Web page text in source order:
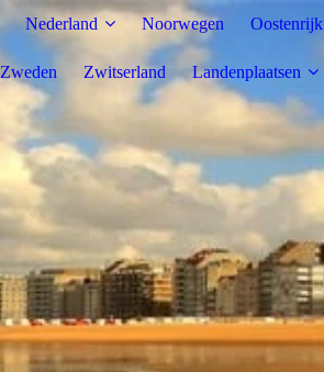
Nederland Noorwegen Oostenrijk
Zweden Zwitserland Landenplaatsen